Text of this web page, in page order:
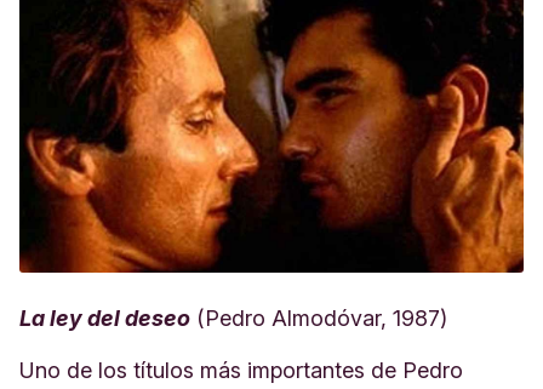
La ley del deseo (Pedro Almodóvar, 1987)
Uno de los títulos más importantes de Pedro